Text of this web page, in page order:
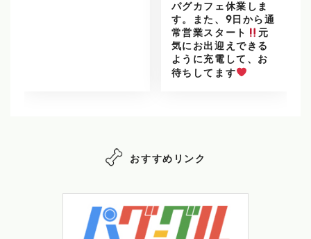
パグカフェ休業しま
す。また、9日から通
常営業スタート
元
気にお出迎えできる
ように充電して、お
待ちしてます
おすすめリンク